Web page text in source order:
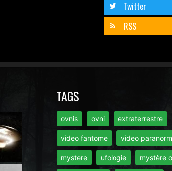
Twitter
RSS
TAGS
ovnis ovni extraterrestre
video fantome video
mystere ufologie mystère